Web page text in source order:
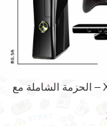
XBOX 360 – الحزمة الشاملة مع